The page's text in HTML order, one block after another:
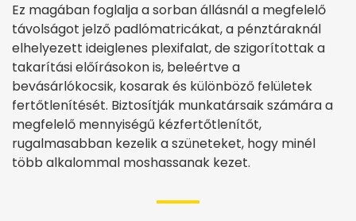
Ez magában foglalja a sorban állásnál a megfelelő
távolságot jelző padlómatricákat, a pénztáraknál
elhelyezett ideiglenes plexifalat, de szigorítottak a
takarítási előírásokon is, beleértve a
bevásárlókocsik, kosarak és különböző felületek
fertőtlenítését. Biztosítják munkatársaik számára a
megfelelő mennyiségű kézfertőtlenítőt,
rugalmasabban kezelik a szüneteket, hogy minél
több alkalommal moshassanak kezet.